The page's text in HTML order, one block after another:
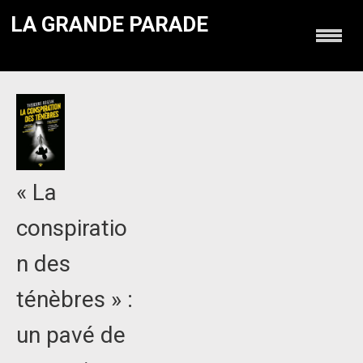
LA GRANDE PARADE
« La
conspiratio
n des
ténèbres » :
un pavé de